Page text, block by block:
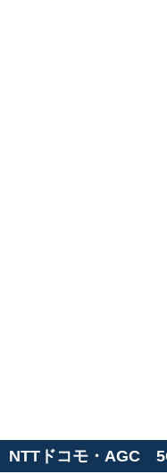
NTTドコモ・AGC